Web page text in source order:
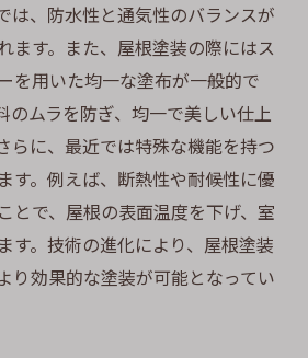
は、防水性と通気性のバランスが
ます。また、屋根塗装の際にはス
を用いた均一な塗布が一般的で
のムラを防ぎ、均一で美しい仕上
らに、最近では特殊な機能を持つ
す。例えば、断熱性や耐候性に優
とで、屋根の表面温度を下げ、室
す。技術の進化により、屋根塗装
り効果的な塗装が可能となってい